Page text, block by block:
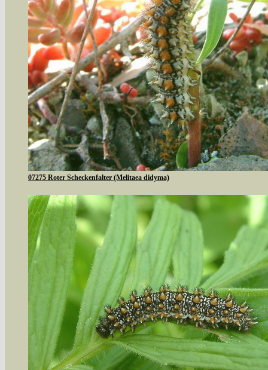
07275 Roter Scheckenfalter (Melitaea didyma)